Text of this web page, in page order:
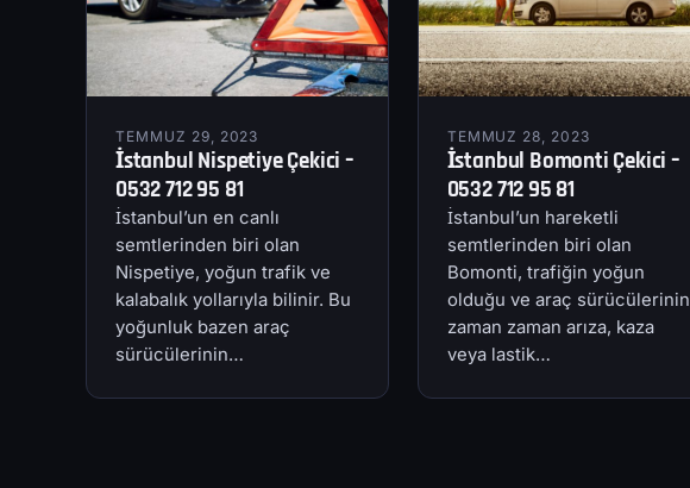
TEMMUZ 29, 2023
İstanbul Nispetiye Çekici –
0532 712 95 81
İstanbul’un en canlı
semtlerinden biri olan
Nispetiye, yoğun trafik ve
kalabalık yollarıyla bilinir. Bu
yoğunluk bazen araç
sürücülerinin…
TEMMUZ 28, 2023
İstanbul Bomonti Çekici –
0532 712 95 81
İstanbul’un hareketli
semtlerinden biri olan
Bomonti, trafiğin yoğun
olduğu ve araç sürücülerinin
zaman zaman arıza, kaza
veya lastik…